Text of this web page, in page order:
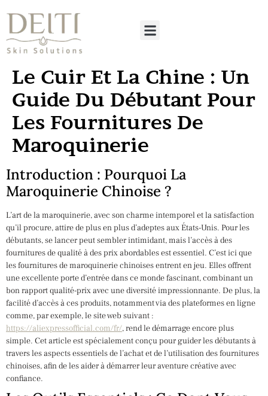
Le Cuir Et La Chine : Un
Guide Du Débutant Pour
Les Fournitures De
Maroquinerie
Introduction : Pourquoi La
Maroquinerie Chinoise ?
L’art de la maroquinerie, avec son charme intemporel et la satisfaction
qu’il procure, attire de plus en plus d’adeptes aux États-Unis. Pour les
débutants, se lancer peut sembler intimidant, mais l’accès à des
fournitures de qualité à des prix abordables est essentiel. C’est ici que
les fournitures de maroquinerie chinoises entrent en jeu. Elles offrent
une excellente porte d’entrée dans ce monde fascinant, combinant un
bon rapport qualité-prix avec une diversité impressionnante. De plus, la
facilité d’accès à ces produits, notamment via des plateformes en ligne
comme, par exemple, le site web suivant :
https://aliexpressofficial.com/fr/, rend le démarrage encore plus
simple. Cet article est spécialement conçu pour guider les débutants à
travers les aspects essentiels de l’achat et de l’utilisation des fournitures
chinoises, afin de les aider à démarrer leur aventure créative avec
confiance.